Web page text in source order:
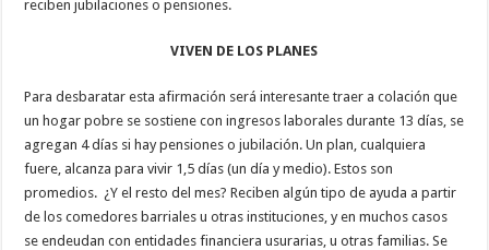
reciben jubilaciones o pensiones.
VIVEN DE LOS PLANES
Para desbaratar esta afirmación será interesante traer a colación que
un hogar pobre se sostiene con ingresos laborales durante 13 días, se
agregan 4 días si hay pensiones o jubilación. Un plan, cualquiera
fuere, alcanza para vivir 1,5 días (un día y medio). Estos son
promedios. ¿Y el resto del mes? Reciben algún tipo de ayuda a partir
de los comedores barriales u otras instituciones, y en muchos casos
se endeudan con entidades financiera usurarias, u otras familias. Se